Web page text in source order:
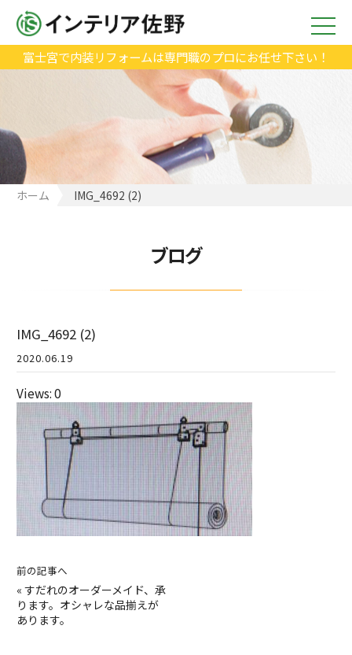
富士宮で内装リフォームは専門職のプロにお任せ下さい！
ホーム IMG_4692 (2)
ブログ
IMG_4692 (2)
2020.06.19
Views: 0
前の記事へ
« すだれのオーダーメイド、承
ります。オシャレな品揃えが
あります。